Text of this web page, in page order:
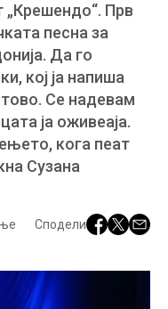
Прв
песна за
Да го
кој ја напиша
Се надевам
ја оживеаја.
кога пеат
Сузана
Сподели